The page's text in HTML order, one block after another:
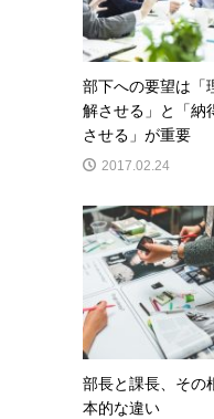
部下への要望は「
解させる」と「納
させる」が重要
2017.02.24
部長と課長、その
本的な違い